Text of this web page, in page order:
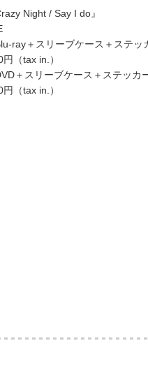
Night / Say I do』
ray＋スリーブケース＋ステ
円（tax in.）
＋スリーブケース＋ステッカ
（tax in.）